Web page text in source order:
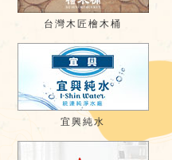
台灣木匠檜木桶
宜興純水